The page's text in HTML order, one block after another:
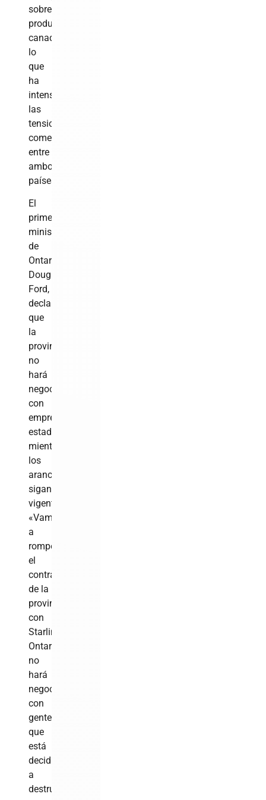
sobre
productos
canadienses,
lo
que
ha
intensificado
las
tensiones
comerciales
entre
ambos
países.
El
primer
ministro
de
Ontario,
Doug
Ford,
declaró
que
la
provincia
no
hará
negocios
con
empresas
estadounidenses
mientras
los
aranceles
sigan
vigentes.
«Vamos
a
romper
el
contrato
de la
provincia
con
Starlink.
Ontario
no
hará
negocios
con
gente
que
está
decidida
a
destruir